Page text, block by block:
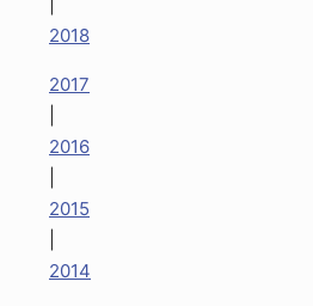
2018
2017
2016
2015
2014